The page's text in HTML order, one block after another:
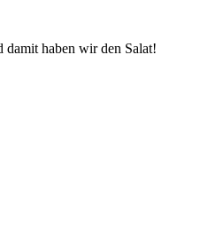
damit haben wir den Salat!